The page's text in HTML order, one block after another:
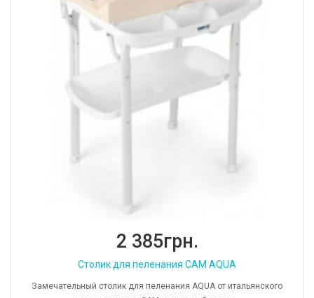
2 385грн.
Столик для пеленания CAM AQUA
Замечательный столик для пеленания AQUA от итальянского